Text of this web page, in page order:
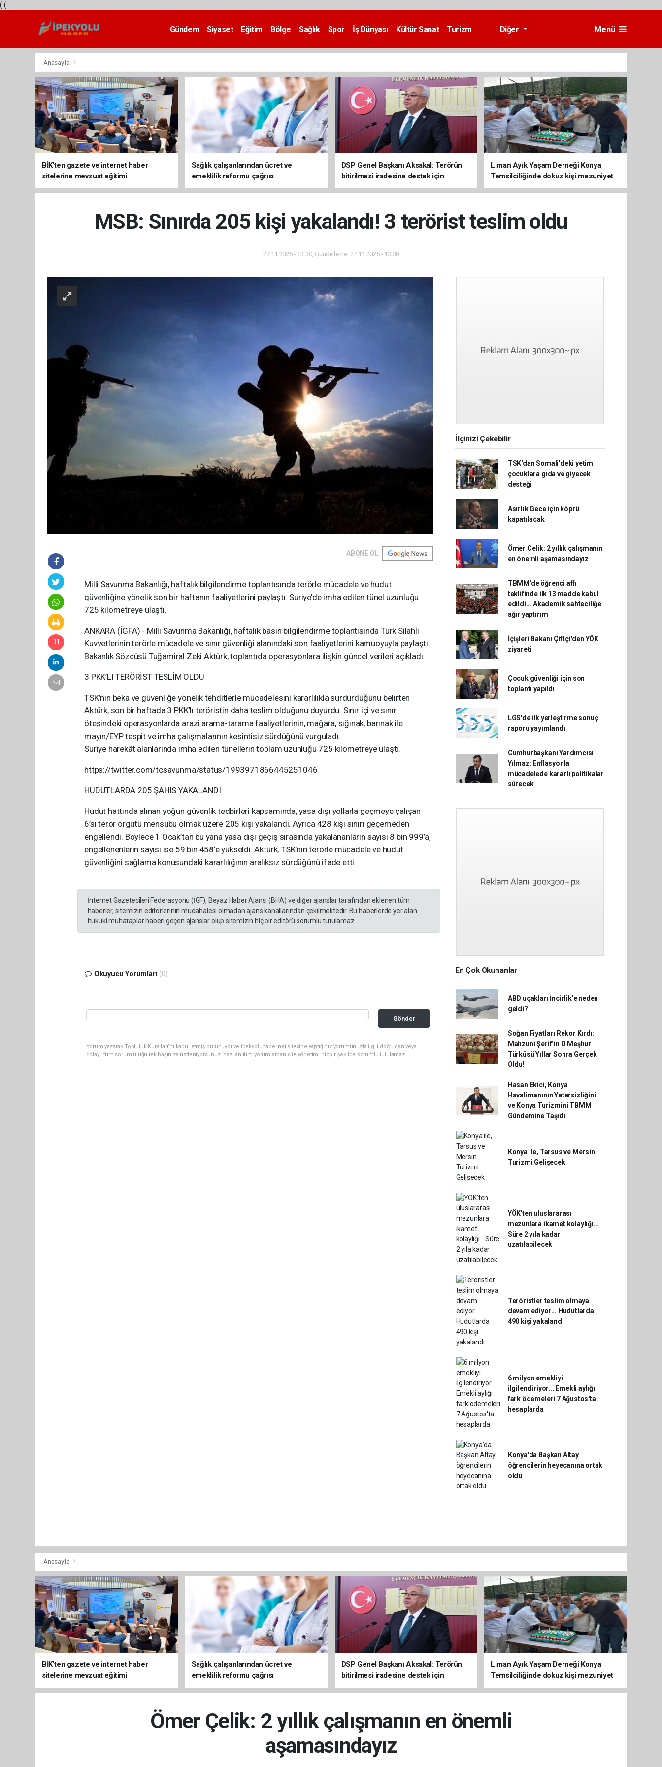
( (
Gündem Siyaset Eğitim Bölge Sağlık Spor İş Dünyası Kültür Sanat
Turizm
Diğer Menü
Anasayfa
BİK’ten gazete ve internet haber
sitelerine mevzuat eğitimi
Sağlık çalışanlarından ücret ve
emeklilik reformu çağrısı
DSP Genel Başkanı Aksakal: Terörün
bitirilmesi iradesine destek için
imzalayacağım
Liman Ayık Yaşam Derneği Konya
Temsilciliğinde dokuz kişi mezuniyet
sevinci yaşadı
MSB: Sınırda 205 kişi yakalandı! 3 terörist teslim oldu
27.11.2025 - 13:30, Güncelleme: 27.11.2025 - 13:30
ABONE OL
Milli Savunma Bakanlığı, haftalık bilgilendirme toplantısında terörle mücadele ve hudut
güvenliğine yönelik son bir haftanın faaliyetlerini paylaştı. Suriye’de imha edilen tünel uzunluğu
725 kilometreye ulaştı.
ANKARA (İGFA) - Milli Savunma Bakanlığı, haftalık basın bilgilendirme toplantısında Türk Silahlı
Kuvvetlerinin terörle mücadele ve sınır güvenliği alanındaki son faaliyetlerini kamuoyuyla paylaştı.
Bakanlık Sözcüsü Tuğamiral Zeki Aktürk, toplantıda operasyonlara ilişkin güncel verileri açıkladı.
3 PKK’LI TERÖRİST TESLİM OLDU
TSK’nın beka ve güvenliğe yönelik tehditlerle mücadelesini kararlılıkla sürdürdüğünü belirten
Aktürk, son bir haftada 3 PKK’lı teröristin daha teslim olduğunu duyurdu. Sınır içi ve sınır
ötesindeki operasyonlarda arazi arama-tarama faaliyetlerinin, mağara, sığınak, barınak ile
mayın/EYP tespit ve imha çalışmalarının kesintisiz sürdüğünü vurguladı.
Suriye harekât alanlarında imha edilen tünellerin toplam uzunluğu 725 kilometreye ulaştı.
https://twitter.com/tcsavunma/status/1993971866445251046
HUDUTLARDA 205 ŞAHIS YAKALANDI
Hudut hattında alınan yoğun güvenlik tedbirleri kapsamında, yasa dışı yollarla geçmeye çalışan
6’sı terör örgütü mensubu olmak üzere 205 kişi yakalandı. Ayrıca 428 kişi sınırı geçemeden
engellendi. Böylece 1 Ocak’tan bu yana yasa dışı geçiş sırasında yakalananların sayısı 8 bin 999’a,
engellenenlerin sayısı ise 59 bin 458’e yükseldi. Aktürk, TSK’nın terörle mücadele ve hudut
güvenliğini sağlama konusundaki kararlılığının aralıksız sürdüğünü ifade etti.
İnternet Gazetecileri Federasyonu (İGF), Beyaz Haber Ajansı (BHA) ve diğer ajanslar tarafından eklenen tüm
haberler, sitemizin editörlerinin müdahalesi olmadan ajans kanallarından çekilmektedir. Bu haberlerde yer alan
hukuki muhataplar haberi geçen ajanslar olup sitemizin hiç bir editörü sorumlu tutulamaz...
Okuyucu Yorumları (0)
Gönder
Yorum yazarak Topluluk Kuralları’nı kabul etmiş bulunuyor ve ipekyoluhaber.net sitesine yaptığınız yorumunuzla ilgili doğrudan veya
dolaylı tüm sorumluluğu tek başınıza üstleniyorsunuz. Yazılan tüm yorumlardan site yönetimi hiçbir şekilde sorumlu tutulamaz.
İlginizi Çekebilir
TSK'dan Somali'deki yetim
çocuklara gıda ve giyecek
desteği
Asırlık Gece için köprü
kapatılacak
Ömer Çelik: 2 yıllık çalışmanın
en önemli aşamasındayız
TBMM'de öğrenci affı
teklifinde ilk 13 madde kabul
edildi... Akademik sahteciliğe
ağır yaptırım
İçişleri Bakanı Çiftçi'den YÖK
ziyareti
Çocuk güvenliği için son
toplantı yapıldı
LGS'de ilk yerleştirme sonuç
raporu yayımlandı
Cumhurbaşkanı Yardımcısı
Yılmaz: Enflasyonla
mücadelede kararlı politikalar
sürecek
En Çok Okunanlar
ABD uçakları İncirlik'e neden
geldi?
Soğan Fiyatları Rekor Kırdı:
Mahzuni Şerif’in O Meşhur
Türküsü Yıllar Sonra Gerçek
Oldu!
Hasan Ekici, Konya
Havalimanının Yetersizliğini
ve Konya Turizmini TBMM
Gündemine Taşıdı
Konya ile, Tarsus ve Mersin
Turizmi Gelişecek
YÖK'ten uluslararası
mezunlara ikamet kolaylığı...
Süre 2 yıla kadar
uzatılabilecek
Teröristler teslim olmaya
devam ediyor... Hudutlarda
490 kişi yakalandı
6 milyon emekliyi
ilgilendiriyor... Emekli aylığı
fark ödemeleri 7 Ağustos'ta
hesaplarda
Konya'da Başkan Altay
öğrencilerin heyecanına ortak
oldu
Anasayfa
BİK’ten gazete ve internet haber
sitelerine mevzuat eğitimi
Sağlık çalışanlarından ücret ve
emeklilik reformu çağrısı
DSP Genel Başkanı Aksakal: Terörün
bitirilmesi iradesine destek için
imzalayacağım
Liman Ayık Yaşam Derneği Konya
Temsilciliğinde dokuz kişi mezuniyet
sevinci yaşadı
Ömer Çelik: 2 yıllık çalışmanın en önemli
aşamasındayız